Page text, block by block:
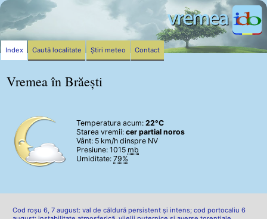
Vremea în Brăești
Temperatura acum: 22°C
Starea vremii: cer partial noros
Vânt: 5 km/h dinspre NV
Presiune: 1015 mb
Umiditate: 79%
Cod roșu 6, 7 august: val de căldură persistent și intens; cod portocaliu 6
Index Caută localitate Știri meteo Contact